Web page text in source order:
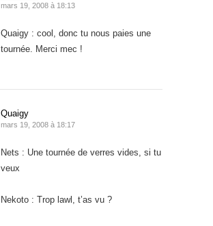
mars 19, 2008 à 18:13
Quaigy : cool, donc tu nous paies une
tournée. Merci mec !
Quaigy
mars 19, 2008 à 18:17
Nets : Une tournée de verres vides, si tu
veux
Nekoto : Trop lawl, t’as vu ?